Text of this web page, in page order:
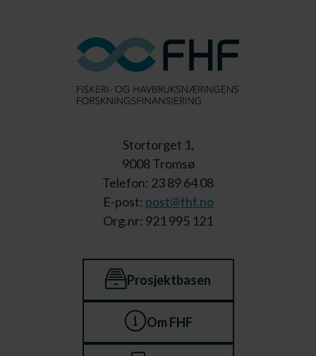
Stortorget 1,
9008 Tromsø
Telefon: 23 89 64 08
E-post: post@fhf.no
Org.nr: 921 995 121
Prosjektbasen
Om FHF